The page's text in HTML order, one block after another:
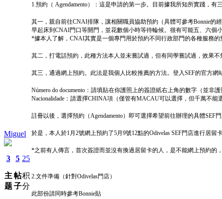
Miguel
3
主
题
5
帖
子
25
积
分
1.預約（ Agendamento）：這是申請的第一步。目前據我所知所實踐，有
其一，親自前往CNAI排隊，讓相關職員協助預約（具體可參考Bonnie的
早起床到CNAI門口等開門，並花數個小時等待輪候。很有可能五、六個
*據本人了解，CNAI其實是一個專門用於預約不同行政部門的各種服務的
其二，打電話預約，此種方法本人並未嘗試過，但有同學嘗試過，效果不
其三，通過網上預約。此法是我個人比較推薦的方法。登入SEF的官方網
Número do documento：請填貼在你護照上的簽證紙右上角的數字（並
Nacionalidade：請選擇CHINA項（僅管有MACAU可以選擇，但千萬不能
註冊以後，選擇預約（Agendamento）即可選擇希望前往辦理的具體SEF
於是，本人於1月2號網上預約了5月9號12點的Odivelas SEF門店進行居
*之前有人傳言，首次簽證而並沒有換過居留卡的人，是不能網上預約的
2.文件準備（針對Odivelas門店）
此部份請同時參考Bonnie貼